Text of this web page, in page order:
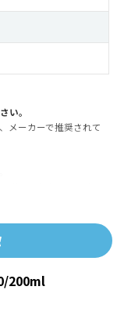
い。
メーカーで推奨されて
場合：A.チューブを隙間
してください。
合：
200ml